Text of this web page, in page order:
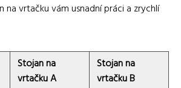
na vrtačku vám usnadní práci a zrychlí
Stojan na
vrtačku A
Stojan na
vrtačku B